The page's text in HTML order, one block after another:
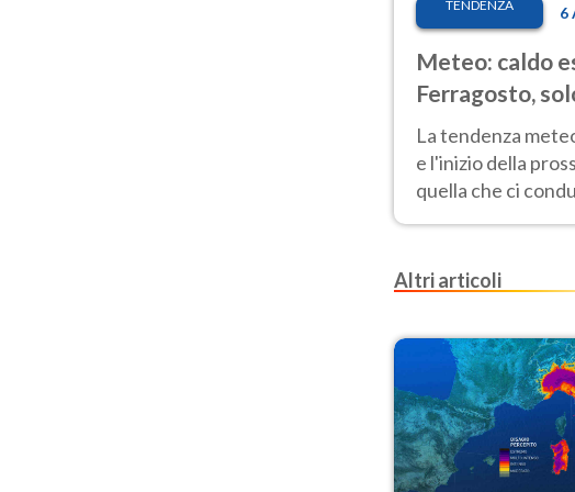
TENDENZA 6
Meteo: caldo
Ferragosto,
pausa. Ecco
La tendenza
e l'inizio della
quella che ci
Ferragosto, vede
Altri articoli